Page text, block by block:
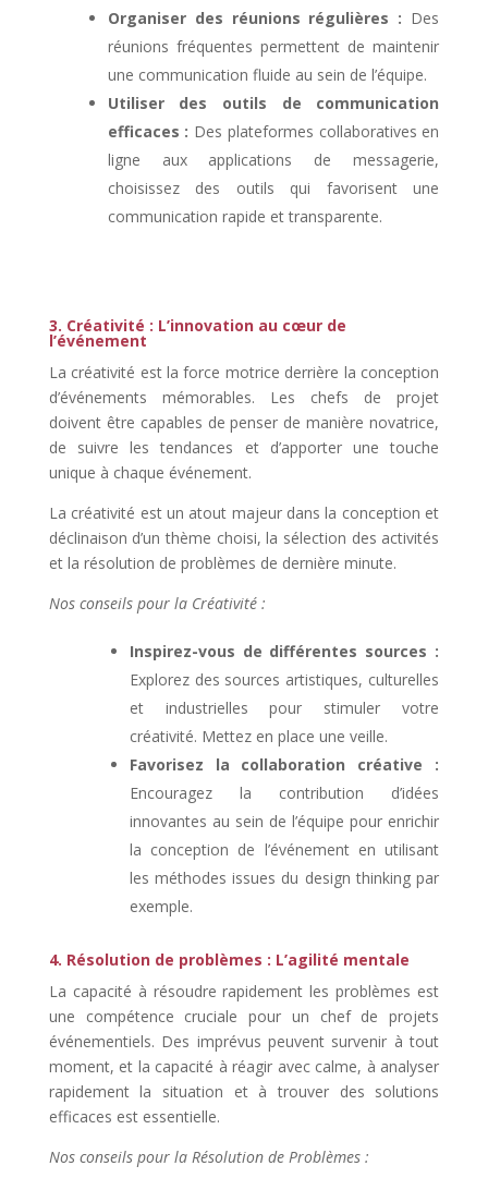
Organiser des réunions régulières : Des
réunions fréquentes permettent de maintenir
une communication fluide au sein de l’équipe.
Utiliser des outils de communication
efficaces : Des plateformes collaboratives en
ligne aux applications de messagerie,
choisissez des outils qui favorisent une
communication rapide et transparente.
3. Créativité : L’innovation au cœur de
l’événement
La créativité est la force motrice derrière la conception
d’événements mémorables. Les chefs de projet
doivent être capables de penser de manière novatrice,
de suivre les tendances et d’apporter une touche
unique à chaque événement.
La créativité est un atout majeur dans la conception et
déclinaison d’un thème choisi, la sélection des activités
et la résolution de problèmes de dernière minute.
Nos conseils pour la Créativité :
Inspirez-vous de différentes sources :
Explorez des sources artistiques, culturelles
et industrielles pour stimuler votre
créativité. Mettez en place une veille.
Favorisez la collaboration créative :
Encouragez la contribution d’idées
innovantes au sein de l’équipe pour enrichir
la conception de l’événement en utilisant
les méthodes issues du design thinking par
exemple.
4. Résolution de problèmes : L’agilité mentale
La capacité à résoudre rapidement les problèmes est
une compétence cruciale pour un chef de projets
événementiels. Des imprévus peuvent survenir à tout
moment, et la capacité à réagir avec calme, à analyser
rapidement la situation et à trouver des solutions
efficaces est essentielle.
Nos conseils pour la Résolution de Problèmes :